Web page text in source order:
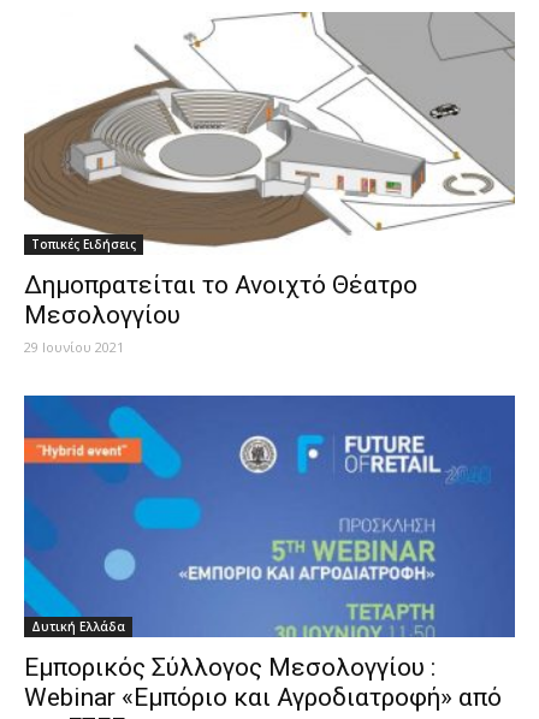
Τοπικές Ειδήσεις
Δημοπρατείται το Ανοιχτό Θέατρο
Μεσολογγίου
29 Ιουνίου 2021
Δυτική Ελλάδα
Εμπορικός Σύλλογος Μεσολογγίου :
Webinar «Εμπόριο και Αγροδιατροφή» από